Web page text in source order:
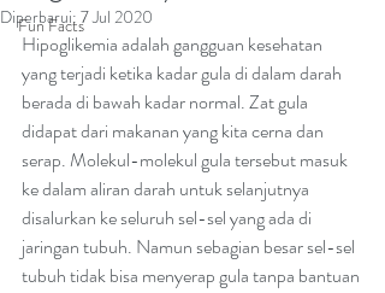
Fun Facts
Diperbarui: 7 Jul 2020
Hipoglikemia adalah gangguan kesehatan
yang terjadi ketika kadar gula di dalam darah
berada di bawah kadar normal. Zat gula
didapat dari makanan yang kita cerna dan
serap. Molekul-molekul gula tersebut masuk
ke dalam aliran darah untuk selanjutnya
disalurkan ke seluruh sel-sel yang ada di
jaringan tubuh. Namun sebagian besar sel-sel
tubuh tidak bisa menyerap gula tanpa bantuan